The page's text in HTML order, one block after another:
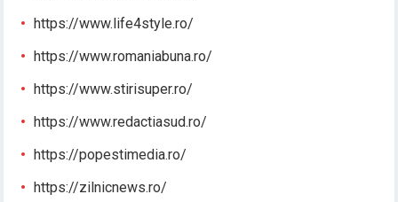
https://www.life4style.ro/
https://www.romaniabuna.ro/
https://www.stirisuper.ro/
https://www.redactiasud.ro/
https://popestimedia.ro/
https://zilnicnews.ro/